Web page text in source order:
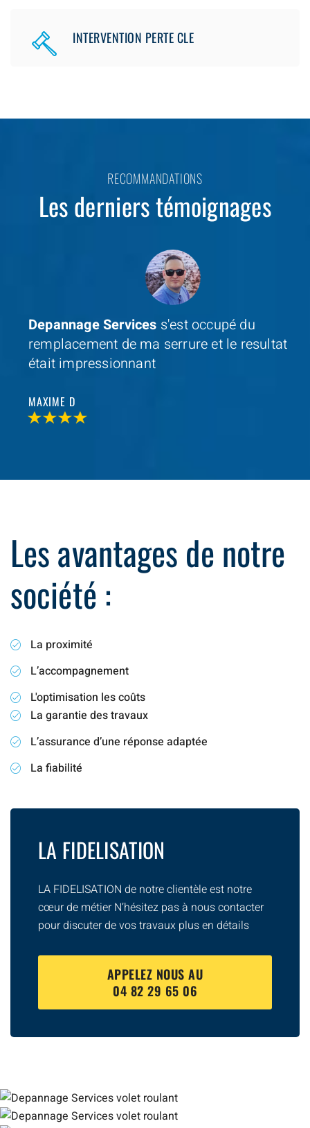
INTERVENTION PERTE CLE
RECOMMANDATIONS
Les derniers témoignages
Depannage Servicess'est occupé du
remplacement de ma serrure et le resultat
était impressionnant
MAXIME D
Les avantages de notre
société :
La proximité
L’accompagnement
L'optimisation les coûts
La garantie des travaux
L’assurance d’une réponse adaptée
La fiabilité
LA FIDELISATION
LA FIDELISATION de notre clientèle est notre
cœur de métier N’hésitez pas à nous contacter
pour discuter de vos travaux plus en détails
APPELEZ NOUS AU
04 82 29 65 06